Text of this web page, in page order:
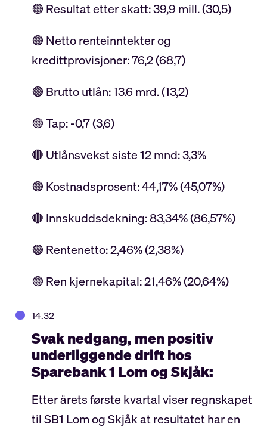
🟢 Resultat etter skatt: 39,9 mill. (30,5)
🟢 Netto renteinntekter og
kredittprovisjoner: 76,2 (68,7)
🟢 Brutto utlån: 13.6 mrd. (13,2)
🟢 Tap: -0,7 (3,6)
🔴 Utlånsvekst siste 12 mnd: 3,3%
🟢 Kostnadsprosent: 44,17% (45,07%)
🔴 Innskuddsdekning: 83,34% (86,57%)
🟢 Rentenetto: 2,46% (2,38%)
🟢 Ren kjernekapital: 21,46% (20,64%)
14.32
Svak nedgang, men positiv
underliggende drift hos
Sparebank 1 Lom og Skjåk:
Etter årets første kvartal viser regnskapet
til SB1 Lom og Skjåk at resultatet har en